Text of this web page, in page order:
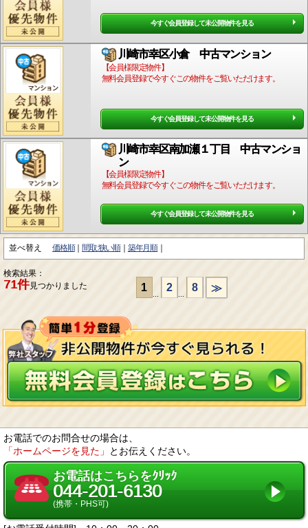
今すぐ会員登録して未公開物件を見る
川崎市幸区小倉 中古マンション
【会員様限定物件】
無料会員登録で今すぐこの物件をご覧いただけます。
今すぐ会員登録して未公開物件を見る
川崎市幸区南加瀬１丁目 中古マンショ
ン
【会員様限定物件】
無料会員登録で今すぐこの物件をご覧いただけます。
今すぐ会員登録して未公開物件を見る
並べ替え 価格順 間取:狭い順 築年月順
検索結果：
71件見つかりました 1
...
2
...
8 ≫
お電話でのお問合せの場合は、
「ホームページを見た」
とお伝えください。
お電話はこちらをｸﾘｯｸ
044-201-6130
(携帯・PHS可)